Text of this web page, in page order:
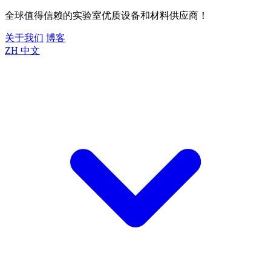
全球值得信赖的实验室优质设备和材料供应商！
关于我们 博客
ZH 中文